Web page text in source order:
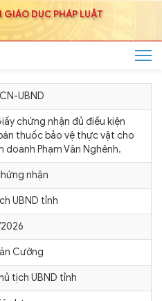
DỤC PHÁP LUẬT
UBND
chứng nhận đủ điều kiện
thuốc bảo vệ thực vật cho
doanh Phạm Văn Nghênh.
nhận
UBND tỉnh
Cường
tịch UBND tỉnh